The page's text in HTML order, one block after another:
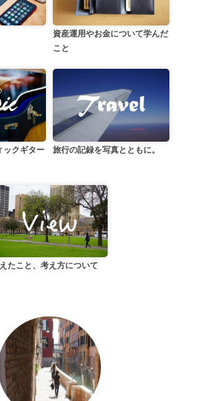
資産運用やお金について学んだ
こと
ックギター
旅行の記録を写真とともに。
たこと、考え方について